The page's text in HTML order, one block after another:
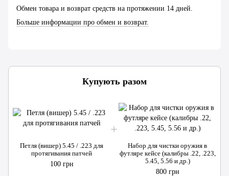
Обмен товара и возврат средств на протяжении 14 дней.
Больше информации про обмен и возврат.
Купують разом
Петля (вишер) 5.45 / .223 для
протягивания патчей
100 грн
Набор для чистки оружия в
футляре кейсе (калибры .22, .223,
5.45, 5.56 и др.)
800 грн